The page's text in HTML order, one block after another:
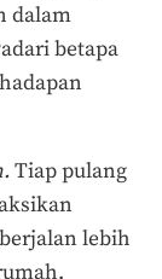
dalam
betapa
Tiap pulang
lebih